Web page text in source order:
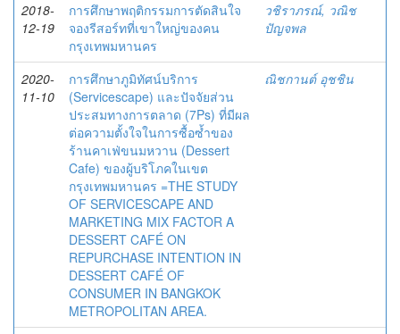
2018-
12-19
การศึกษาพฤติกรรมการตัดสินใจ
จองรีสอร์ทที่เขาใหญ่ของคน
กรุงเทพมหานคร
วชิราภรณ์, วณิช
ปัญจพล
2020-
11-10
การศึกษาภูมิทัศน์บริการ
(Servicescape) และปัจจัยส่วน
ประสมทางการตลาด (7Ps) ที่มีผล
ต่อความตั้งใจในการซื้อซ้ำของ
ร้านคาเฟ่ขนมหวาน (Dessert
Cafe) ของผู้บริโภคในเขต
กรุงเทพมหานคร =THE STUDY
OF SERVICESCAPE AND
MARKETING MIX FACTOR A
DESSERT CAFÉ ON
REPURCHASE INTENTION IN
DESSERT CAFÉ OF
CONSUMER IN BANGKOK
METROPOLITAN AREA.
ณิชกานต์ อุชชิน